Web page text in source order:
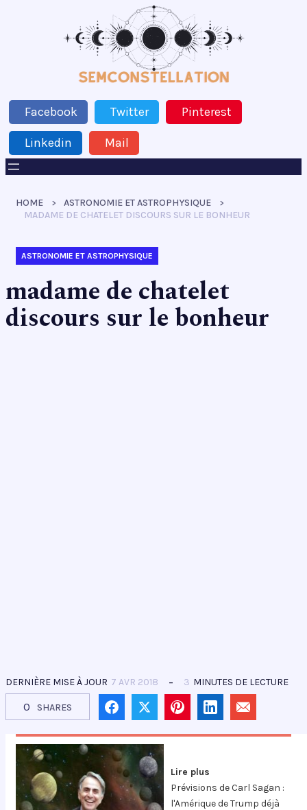
Facebook Twitter Pinterest
Linkedin Mail
HOME
ASTRONOMIE ET ASTROPHYSIQUE
MADAME DE CHATELET DISCOURS SUR LE BONHEUR
ASTRONOMIE ET ASTROPHYSIQUE
madame de chatelet
discours sur le bonheur
DERNIÈRE MISE À JOUR 7 AVR 2018 3 MINUTES DE LECTURE
0 SHARES
Lire plus
Prévisions de Carl Sagan :
l'Amérique de Trump déjà